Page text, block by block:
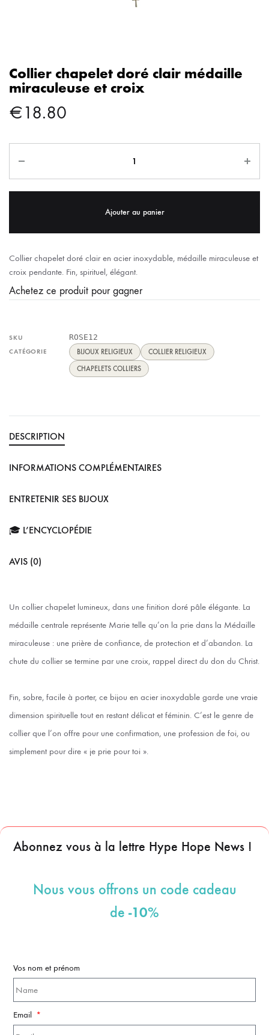
Collier chapelet doré clair médaille
miraculeuse et croix
€18.80
Ajouter au panier
Collier chapelet doré clair en acier inoxydable, médaille miraculeuse et
croix pendante. Fin, spirituel, élégant.
Achetez ce produit pour gagner
SKU ROSE12
CATÉGORIE BIJOUX RELIGIEUX
COLLIER RELIGIEUX
CHAPELETS COLLIERS
DESCRIPTION
INFORMATIONS COMPLÉMENTAIRES
ENTRETENIR SES BIJOUX
🎓 L’ENCYCLOPÉDIE
AVIS (0)
Un collier chapelet lumineux, dans une finition doré pâle élégante. La
médaille centrale représente Marie telle qu’on la prie dans la Médaille
miraculeuse : une prière de confiance, de protection et d’abandon. La
chute du collier se termine par une croix, rappel direct du don du Christ.
Fin, sobre, facile à porter, ce bijou en acier inoxydable garde une vraie
dimension spirituelle tout en restant délicat et féminin. C’est le genre de
collier que l’on offre pour une confirmation, une profession de foi, ou
simplement pour dire « je prie pour toi ».
Abonnez vous à la lettre Hype Hope News !
Nous vous offrons un code cadeau
de -10%
Vos nom et prénom
Email